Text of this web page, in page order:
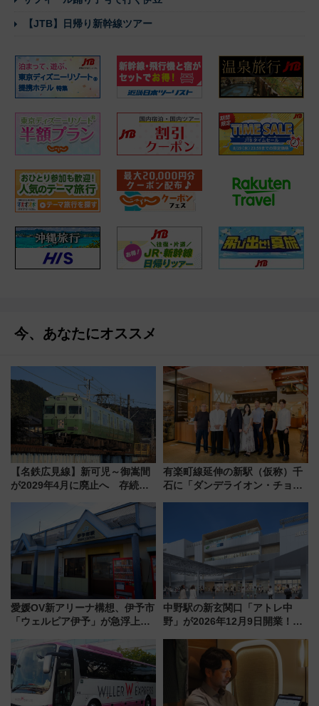
【JTB】日帰り新幹線ツアー
今、あなたにオススメ
【名鉄広見線】新可児～御嵩間
が2029年4月に廃止へ 存続協
有楽町線延伸の新駅（仮称）千
石に「ダンデライオン・チョコ
1億円出資で挑む新時代のまちづ
愛媛OV新アリーナ構想、伊予市
「ウェルピア伊予」が急浮上！
で探る鉄道アクセスの未来
中野駅の新玄関口「アトレ中
野」が2026年12月9日開業！新
注目スポット